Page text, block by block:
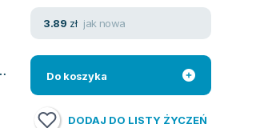
3.89 zł jak nowa
Do koszyka
DODAJ DO LISTY ŻYCZEŃ